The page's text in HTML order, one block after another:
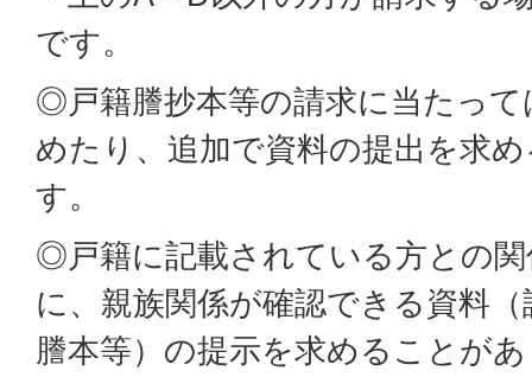
です。
◎戸籍謄抄本等の請求に当たって
めたり、追加で資料の提出を求
す。
◎戸籍に記載されている方との
に、親族関係が確認できる資料
謄本等）の提示を求めることが